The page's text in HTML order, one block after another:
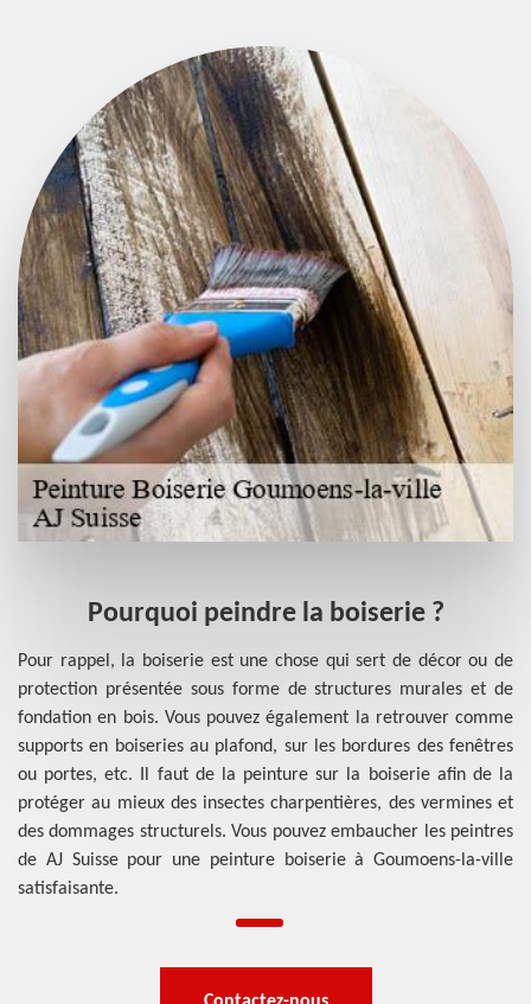
Pourquoi peindre la boiserie ?
Pour rappel, la boiserie est une chose qui sert de décor ou de
protection présentée sous forme de structures murales et de
fondation en bois. Vous pouvez également la retrouver comme
supports en boiseries au plafond, sur les bordures des fenêtres
ou portes, etc. Il faut de la peinture sur la boiserie afin de la
protéger au mieux des insectes charpentières, des vermines et
des dommages structurels. Vous pouvez embaucher les peintres
de AJ Suisse pour une peinture boiserie à Goumoens-la-ville
satisfaisante.